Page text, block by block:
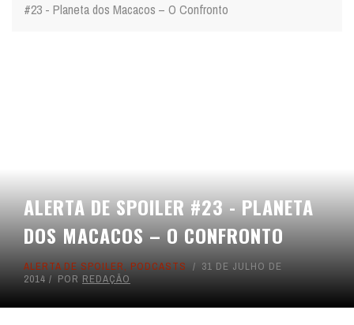
#23 - Planeta dos Macacos – O Confronto
ALERTA DE SPOILER #23 - PLANETA
DOS MACACOS – O CONFRONTO
ALERTA DE SPOILER, PODCASTS
31 DE JULHO DE
2014
POR REDAÇÃO